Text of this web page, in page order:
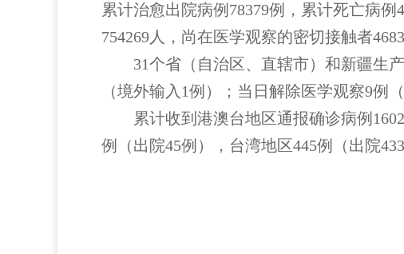
累计治愈出院病例78379例，累计死亡病
754269人，尚在医学观察的密切接触者4683
31个省（自治区、直辖市）和新疆生产
（境外输入1例）；当日解除医学观察9例
累计收到港澳台地区通报确诊病例1602
例（出院45例），台湾地区445例（出院